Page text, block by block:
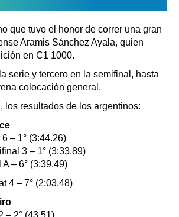
que tuvo el honor de correr una gran
Aramis Sánchez Ayala, quien
en C1 1000.
serie y tercero en la semifinal, hasta
colocación general.
los resultados de los argentinos:
– 1° (3:44.26)
3 – 1° (3:33.89)
– 6° (3:39.49)
4 – 7° (2:03.48)